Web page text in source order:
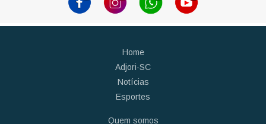
Home
Adjori-SC
Notícias
Esportes
Quem somos